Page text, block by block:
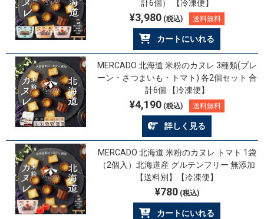
計6個） 【冷凍便】
¥3,980(税込) 送料無料
カートにいれる
MERCADO 北海道 米粉のカヌレ 3種類(プレ
ーン・さつまいも・トマト) 各2個セット 合
計6個 【冷凍便】
¥4,190(税込) 送料無料
詳しく見る
MERCADO 北海道 米粉のカヌレ トマト 1袋
（2個入）北海道産 グルテンフリー 無添加
【送料別】【冷凍便】
¥780(税込)
カートにいれる